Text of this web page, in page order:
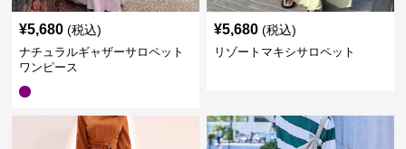
¥5,680 (税込)
ナチュラルギャザーサロペット
ワンピース
¥5,680 (税込)
リゾートマキシサロペット